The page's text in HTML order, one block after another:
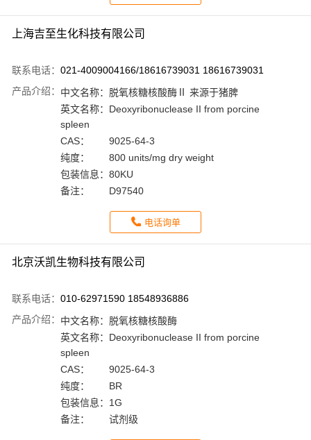
上海吉至生化科技有限公司
联系电话： 021-4009004166/18616739031 18616739031
产品介绍： 中文名称： 脱氧核糖核酸酶Ⅱ 来源于猪脾
英文名称： Deoxyribonuclease II from porcine
spleen
CAS：
9025-64-3
纯度：
800 units/mg dry weight
包装信息： 80KU
备注：
D97540
电话询单
北京沃凯生物科技有限公司
联系电话： 010-62971590 18548936886
产品介绍： 中文名称： 脱氧核糖核酸酶
英文名称： Deoxyribonuclease II from porcine
spleen
CAS：
9025-64-3
纯度：
BR
包装信息： 1G
备注：
试剂级